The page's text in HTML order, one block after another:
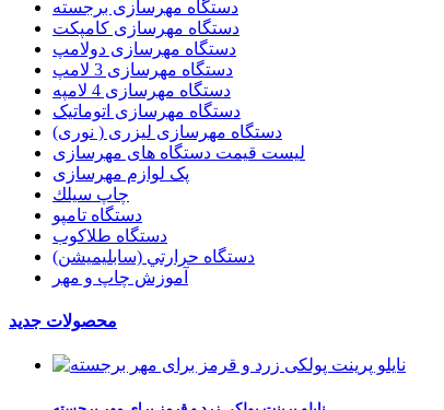
دستگاه مهرسازی برجسته
دستگاه مهرسازی کامپکت
دستگاه مهرسازی دولامپ
دستگاه مهرسازی 3 لامپ
دستگاه مهرسازی 4 لامپه
دستگاه مهرسازی اتوماتیک
دستگاه مهرسازی لیزری ( نوری)
لیست قیمت دستگاه های مهرسازی
پک لوازم مهرسازی
چاپ سيلك
دستگاه تامپو
دستگاه طلاکوب
دستگاه حرارتي (سابليميشن)
آموزش چاپ و مهر
محصولات جدید